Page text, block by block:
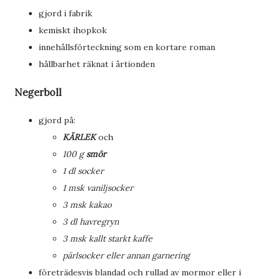
gjord i fabrik
kemiskt ihopkok
innehållsförteckning som en kortare roman
hållbarhet räknat i årtionden
Negerboll
gjord på:
KÄRLEKoch
100 gsmör
1 dl socker
1 msk vaniljsocker
3 msk kakao
3 dl havregryn
3 msk kallt starkt kaffe
pärlsocker eller annan garnering
företrädesvis blandad och rullad av mormor eller i